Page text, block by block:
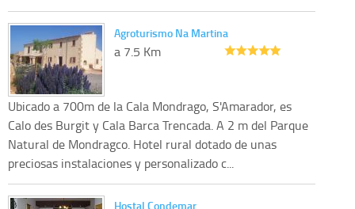
Agroturismo Na Martina
a 7.5 Km
Ubicado a 700m de la Cala Mondrago, S'Amarador, es
Calo des Burgit y Cala Barca Trencada. A 2 m del Parque
Natural de Mondragco. Hotel rural dotado de unas
preciosas instalaciones y personalizado c...
Hostal Condemar